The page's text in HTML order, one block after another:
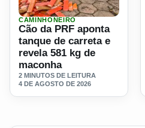
Ler materia: Cão da PRF
CAMINHONEIRO
Cão da PRF aponta
tanque de carreta e
revela 581 kg de
maconha
2 MINUTOS DE LEITURA
4 DE AGOSTO DE 2026